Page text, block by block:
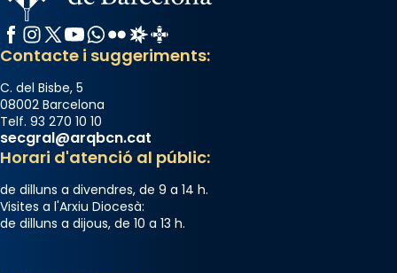
Facebook
Instagram
X / Twitter
YouTube
WhatsApp
FlickrRadio Estel
Catalunya Cristiana
Contacte i suggeriments:
C. del Bisbe, 5
08002 Barcelona
Telf. 93 270 10 10
secgral@arqbcn.cat
Horari d'atenció al públic:
de dilluns a divendres, de 9 a 14 h.
Visites a l'Arxiu Diocesà:
de dilluns a dijous, de 10 a 13 h.